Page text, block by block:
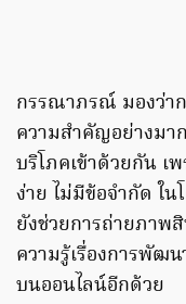
กรรณาภรณ์ มองว่า
ความสำคัญอย่างมา
บริโภคเข้าด้วยกัน เ
ง่าย ไม่มีข้อจำกัด ใน
ยังช่วยการถ่ายภาพ
ความรู้เรื่องการพั
บนออนไลน์อีกด้วย